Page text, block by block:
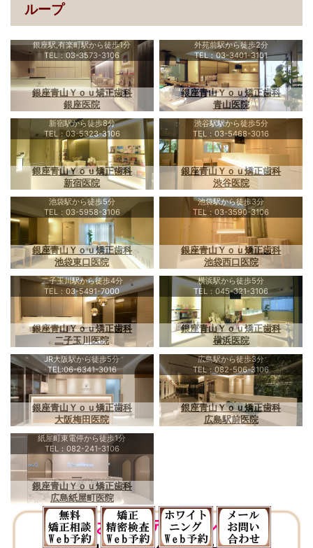
ループ
銀座駅,有楽町駅から徒歩1分
TEL：03-3573-3106
銀座青山Ｙｏｕ矯正歯科
銀座医院
外苑前駅から徒歩2分
TEL：03-3401-3101
銀座青山Ｙｏｕ矯正歯科
青山医院
新宿駅から徒歩8分
TEL：03-5323-3106
銀座青山Ｙｏｕ矯正歯科
新宿医院
渋谷駅駅から徒歩5分
TEL：03-5468-3016
銀座青山Ｙｏｕ矯正歯科
渋谷医院
池袋駅から徒歩5分
TEL：03-5958-3106
銀座青山Ｙｏｕ矯正歯科
池袋東口医院
池袋駅から徒歩3分
TEL：03-3590-3106
銀座青山Ｙｏｕ矯正歯科
池袋西口医院
二子玉川駅から徒歩4分
TEL：03-5491-7000
銀座青山Ｙｏｕ矯正歯科
二子玉川医院
横浜駅から徒歩5分
TEL：045-321-3106
銀座青山Ｙｏｕ矯正歯科
横浜医院
JR大阪駅から徒歩5分
TEL:06-6341-3016
銀座青山Ｙｏｕ矯正歯科
大阪梅田医院
広島駅から徒歩3分
TEL：082-506-3106
銀座青山Ｙｏｕ矯正歯科
広島駅前医院
紙屋町東電停から徒歩1分
TEL：082-241-3106
銀座青山Ｙｏｕ矯正歯科
広島紙屋町医院
便利でお得なデンタルローン